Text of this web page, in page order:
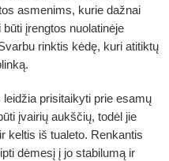
asmenims, kurie dažnai
įrengtos nuolatinėje
rinktis kėdę, kuri atitiktų
prisitaikyti prie esamų
įvairių aukščių, todėl jie
keltis iš tualeto. Renkantis
dėmesį į jo stabilumą ir